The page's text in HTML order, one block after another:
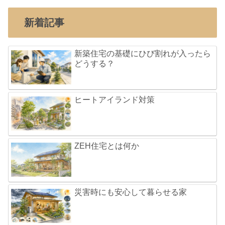
新着記事
新築住宅の基礎にひび割れが入ったら
どうする？
ヒートアイランド対策
ZEH住宅とは何か
災害時にも安心して暮らせる家